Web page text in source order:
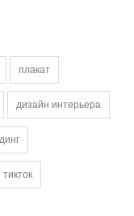
плакат
дизайн интерьера
тикток